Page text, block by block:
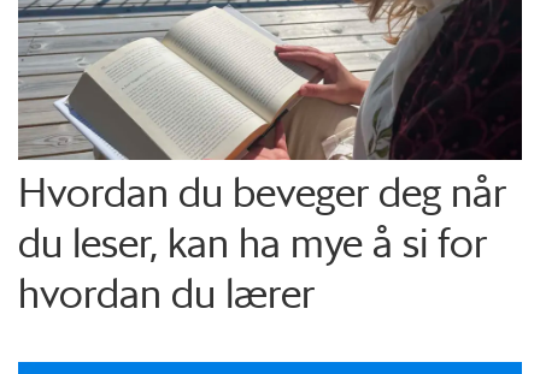
Hvordan du beveger deg når
du leser, kan ha mye å si for
hvordan du lærer